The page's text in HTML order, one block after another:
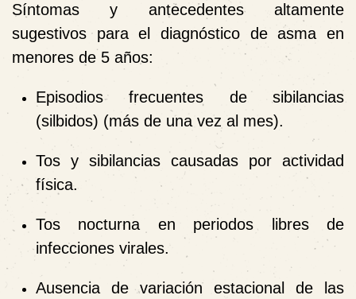
Síntomas y antecedentes altamente
sugestivos para el diagnóstico de asma en
menores de 5 años:
Episodios frecuentes de sibilancias
(silbidos) (más de una vez al mes).
Tos y sibilancias causadas por actividad
física.
Tos nocturna en periodos libres de
infecciones virales.
Ausencia de variación estacional de las